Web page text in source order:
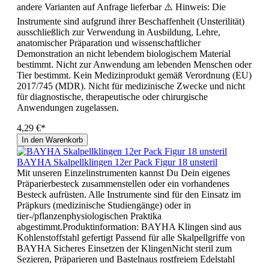
andere Varianten auf Anfrage lieferbar ⚠️ Hinweis: Die
Instrumente sind aufgrund ihrer Beschaffenheit (Unsterilität)
ausschließlich zur Verwendung in Ausbildung, Lehre,
anatomischer Präparation und wissenschaftlicher
Demonstration an nicht lebendem biologischem Material
bestimmt. Nicht zur Anwendung am lebenden Menschen oder
Tier bestimmt. Kein Medizinprodukt gemäß Verordnung (EU)
2017/745 (MDR). Nicht für medizinische Zwecke und nicht
für diagnostische, therapeutische oder chirurgische
Anwendungen zugelassen.
4,29 €*
In den Warenkorb
BAYHA Skalpellklingen 12er Pack Figur 18 unsteril
Mit unseren Einzelinstrumenten kannst Du Dein eigenes
Präparierbesteck zusammenstellen oder ein vorhandenes
Besteck aufrüsten. Alle Instrumente sind für den Einsatz im
Präpkurs (medizinische Studiengänge) oder in
tier-/pflanzenphysiologischen Praktika
abgestimmt.Produktinformation: BAYHA Klingen sind aus
Kohlenstoffstahl gefertigt Passend für alle Skalpellgriffe von
BAYHA Sicheres Einsetzen der KlingenNicht steril zum
Sezieren, Präparieren und Bastelnaus rostfreiem Edelstahl